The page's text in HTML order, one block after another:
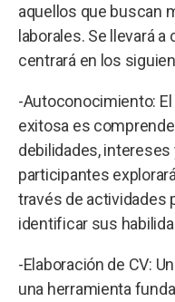
aquellos que buscan
laborales. Se llevará
centrará en los
-Autoconocimiento:
exitosa es
debilidades, intereses
participantes
través de actividades
identificar sus
-Elaboración de CV:
una herramienta